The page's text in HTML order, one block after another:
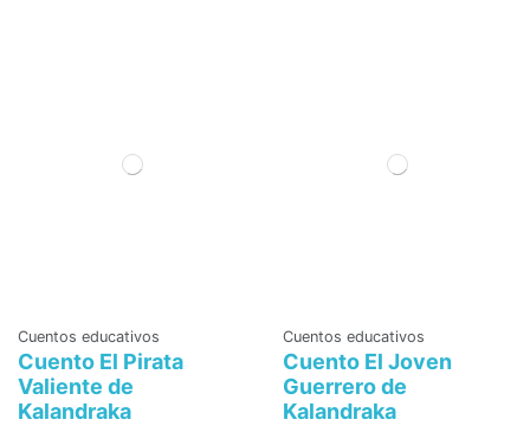
Cuentos educativos
Cuento El Pirata
Valiente de
Kalandraka
Cuentos educativos
Cuento El Joven
Guerrero de
Kalandraka